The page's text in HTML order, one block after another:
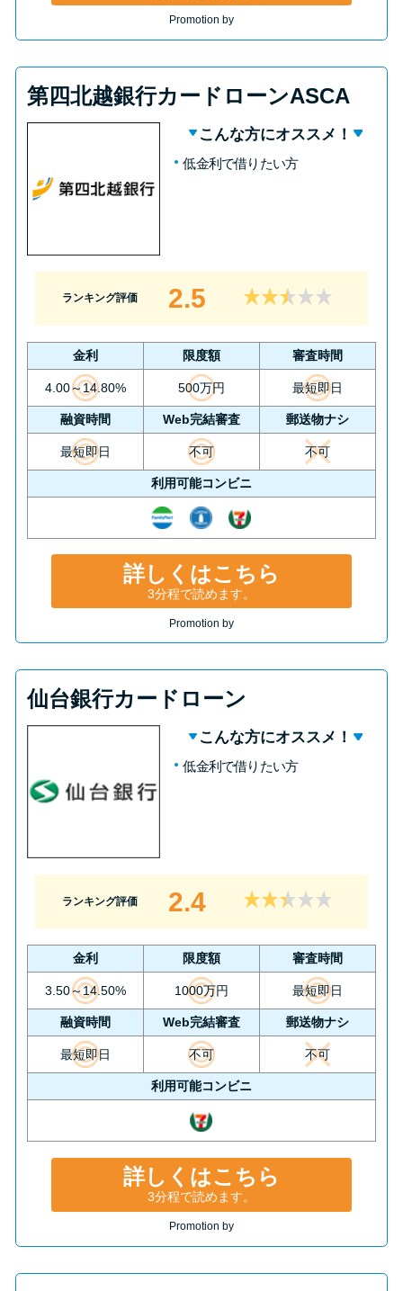
Promotion by
第四北越銀行カードローンASCA
こんな方にオススメ！
低金利で借りたい方
ランキング評価 2.5
金利 限度額 審査時間
4.00～14.80% 500万円 最短即日
融資時間 Web完結審査 郵送物ナシ
最短即日 不可 不可
利用可能コンビニ
詳しくはこちら
3分程で読めます。
Promotion by
仙台銀行カードローン
こんな方にオススメ！
低金利で借りたい方
ランキング評価 2.4
金利 限度額 審査時間
3.50～14.50% 1000万円 最短即日
融資時間 Web完結審査 郵送物ナシ
最短即日 不可 不可
利用可能コンビニ
詳しくはこちら
3分程で読めます。
Promotion by